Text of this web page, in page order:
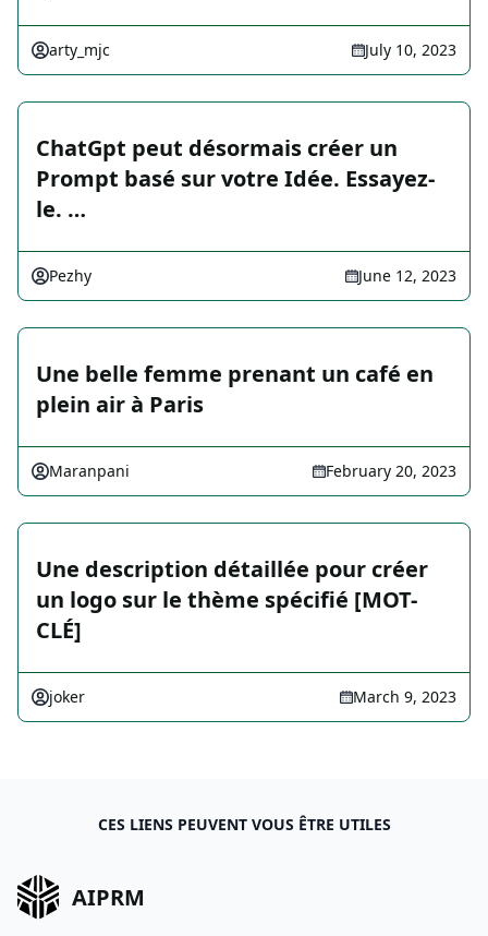
arty_mjc July 10, 2023
ChatGpt peut désormais créer un
Prompt basé sur votre Idée. Essayez-
le. …
Pezhy June 12, 2023
Une belle femme prenant un café en
plein air à Paris
Maranpani February 20, 2023
Une description détaillée pour créer
un logo sur le thème spécifié [MOT-
CLÉ]
joker March 9, 2023
CES LIENS PEUVENT VOUS ÊTRE UTILES
AIPRM